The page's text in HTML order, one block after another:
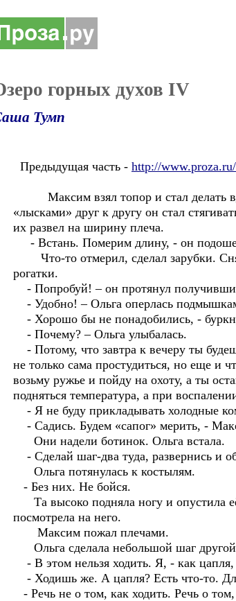
горных духов IV
Тумп
Предыдущая часть - http://
Максим взял топор и стал делать
«лысками» друг к другу он стал
их развел на ширину плеча.
- Встань. Померим длину, - он
Что-то отмерил, сделал зарубки.
рогатки.
- Попробуй! – он протянул
- Удобно! – Ольга оперлась
- Хорошо бы не понадобились, -
- Почему? – Ольга улыбалась.
- Потому, что завтра к вечеру ты
не только сама простудиться, но еще и
возьму ружье и пойду на охоту, а ты
подняться температура, а при
- Я не буду прикладывать холодные
- Садись. Будем «сапог» мерить, -
Они надели ботинок. Ольга встала.
- Сделай шаг-два туда, развернись и
Ольга потянулась к костылям.
- Без них. Не бойся.
Та высоко подняла ногу и опустила
посмотрела на него.
Максим пожал плечами.
Ольга сделала небольшой шаг другой
- В этом нельзя ходить. Я, - как
- Ходишь же. А цапля? Есть что-то.
- Речь не о том, как ходить. Речь о